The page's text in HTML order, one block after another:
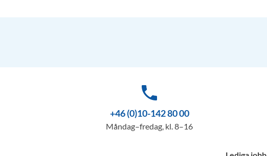
phone
+46 (0)10-142 80 00
Måndag–fredag, kl. 8–16